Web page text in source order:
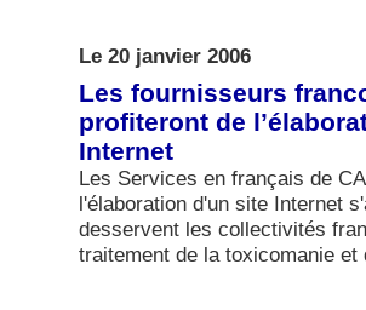
Le 20 janvier 2006
Les fournisseurs
profiteront de
Internet
Les Services en français de
l'élaboration d'un site Internet
desservent les collectivités
traitement de la toxicomanie